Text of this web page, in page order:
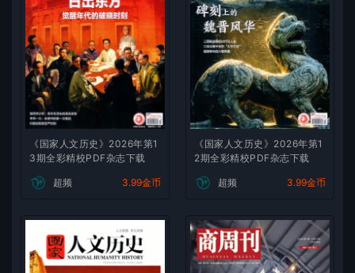
《国家人文历史》2026年第1
3期全彩精校PDF杂志下载
超频 3.99金币
《国家人文历史》2026年第1
2期全彩精校PDF杂志下载
超频 3.99金币